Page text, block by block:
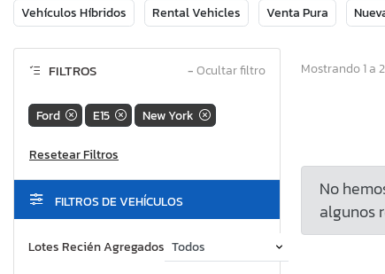
Vehículos Híbridos Rental Vehicles Venta Pura
FILTROS −Ocultar filtro
Ford E15 New York
FILTROS DE VEHÍCULOS
Lotes Recién Agregados
Mostrando 1 a
No
algunos